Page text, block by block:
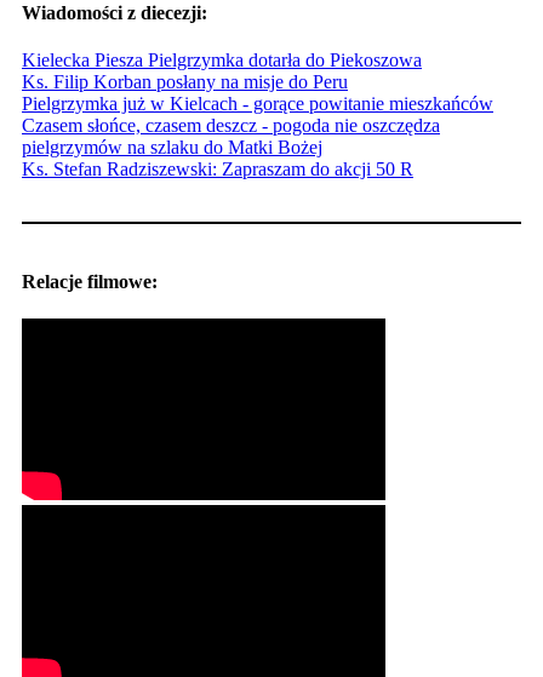
Wiadomości z diecezji:
Kielecka Piesza Pielgrzymka dotarła do Piekoszowa
Ks. Filip Korban posłany na misje do Peru
Pielgrzymka już w Kielcach - gorące powitanie mieszkańców
Czasem słońce, czasem deszcz - pogoda nie oszczędza
pielgrzymów na szlaku do Matki Bożej
Ks. Stefan Radziszewski: Zapraszam do akcji 50 R
Relacje filmowe: